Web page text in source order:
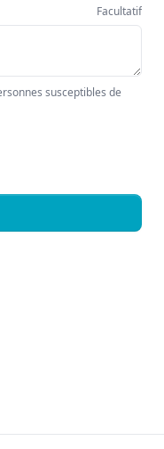
Facultatif
susceptibles de